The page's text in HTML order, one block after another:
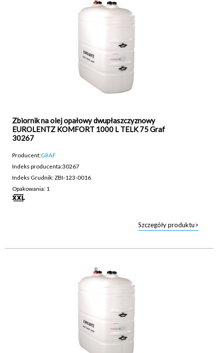
Zbiornik na olej opałowy dwupłaszczyznowy
EUROLENTZ KOMFORT 1000 L TELK 75 Graf
30267
Producent:GRAF
Indeks producenta:30267
Indeks Grudnik: ZBI-123-0016
Opakowania: 1
Szczegóły produktu>